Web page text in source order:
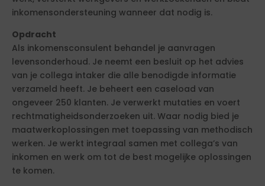
inkomensondersteuning wanneer dat nodig is.
Opdracht
Als inkomensconsulent behandel je aanvragen
levensonderhoud. Je neemt een besluit op het advies
van je collega intaker die alle benodigde informatie
verzameld heeft. Je beheert een caseload van
ongeveer 250 klanten. Je verwerkt mutaties en voert
rechtmatigheidsonderzoeken uit. Waar nodig bied je
maatwerkoplossingen met toepassing van methodisch
werken. Je werkt integraal samen met collega’s van
inkomen en werk om tot de best mogelijke oplossingen
te komen.